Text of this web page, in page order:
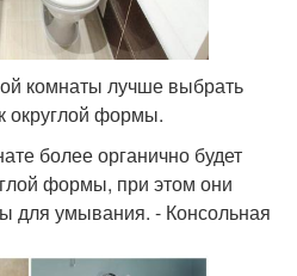
комнаты лучше выбрать
округлой формы.
более органично будет
формы, при этом они
для умывания. - Консольная